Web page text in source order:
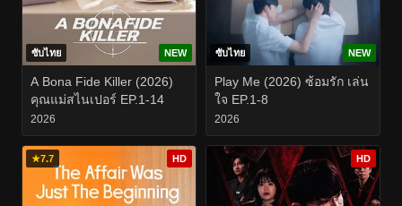
ซับไทย NEW
A Bona Fide Killer (2026)
คุณแม่สไนเปอร์ EP.1-14
2026
ซับไทย NEW
Play Me (2026) ซ้อมรัก เล่น
ใจ EP.1-8
2026
★7.7 HD HD